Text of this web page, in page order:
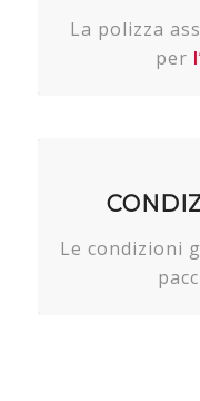
La polizza
per
Le condizioni